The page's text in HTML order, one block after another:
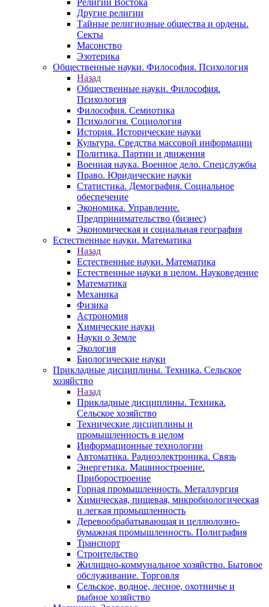
Религии Востока
Другие религии
Тайные религиозные общества и ордены.
Секты
Масонство
Эзотерика
Общественные науки. Философия. Психология
Назад
Общественные науки. Философия.
Психология
Философия. Семиотика
Психология. Социология
История. Исторические науки
Культура. Средства массовой информации
Политика. Партии и движения
Военная наука. Военное дело. Спецслужбы
Право. Юридические науки
Статистика. Демография. Социальное
обеспечение
Экономика. Управление.
Предпринимательство (бизнес)
Экономическая и социальная география
Естественные науки. Математика
Назад
Естественные науки. Математика
Естественные науки в целом. Науковедение
Математика
Механика
Физика
Астрономия
Химические науки
Науки о Земле
Экология
Биологические науки
Прикладные дисциплины. Техника. Сельское
хозяйство
Назад
Прикладные дисциплины. Техника.
Сельское хозяйство
Технические дисциплины и
промышленность в целом
Информационные технологии
Автоматика. Радиоэлектроника. Связь
Энергетика. Машиностроение.
Приборостроение
Горная промышленность. Металлургия
Химическая, пищевая, микробиологическая
и легкая промышленность
Деревообрабатывающая и целлюлозно-
бумажная промышленность. Полиграфия
Транспорт
Строительство
Жилищно-коммунальное хозяйство. Бытовое
обслуживание. Торговля
Сельское, водное, лесное, охотничье и
рыбное хозяйство